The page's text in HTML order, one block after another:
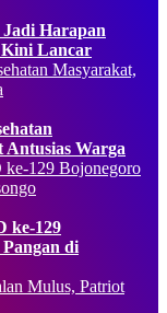
Harapan
Kini Lancar
Warga
ke-129
di